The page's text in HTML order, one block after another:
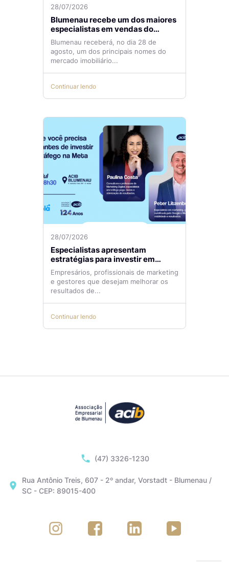
28/07/2026
Blumenau recebe um dos maiores
especialistas em vendas do
mercado imobiliário
Blumenau receberá, no dia 28 de
agosto, um dos principais nomes do
mercado imobiliário...
Continuar lendo
28/07/2026
Especialistas apresentam
estratégias para investir em
tráfego pago com mais eficiência
Empresários, profissionais de marketing
e gestores que desejam melhorar os
resultados de...
Continuar lendo
(47) 3326-1230
Rua Antônio Treis, 607 - 2º andar, Vorstadt - Blumenau /
SC - CEP: 89015-400